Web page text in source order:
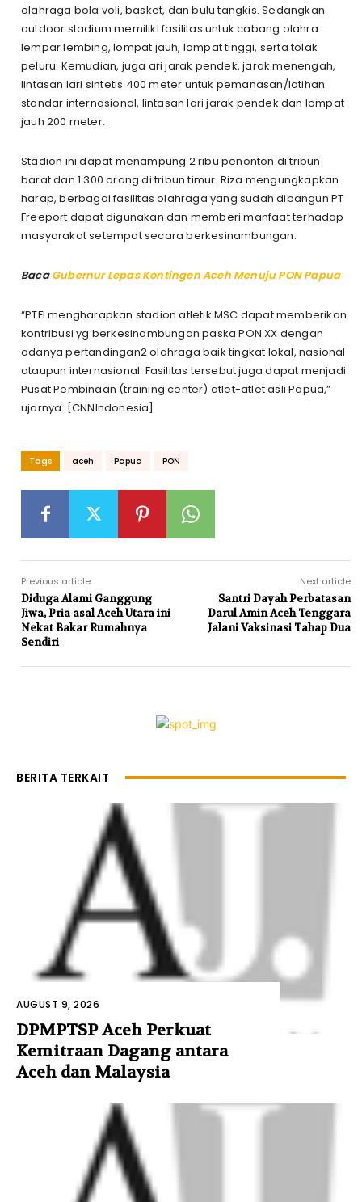
olahraga bola voli, basket, dan bulu tangkis. Sedangkan
outdoor stadium memiliki fasilitas untuk cabang olahra
lempar lembing, lompat jauh, lompat tinggi, serta tolak
peluru. Kemudian, juga ari jarak pendek, jarak menengah,
lintasan lari sintetis 400 meter untuk pemanasan/latihan
standar internasional, lintasan lari jarak pendek dan lompat
jauh 200 meter.
Stadion ini dapat menampung 2 ribu penonton di tribun
barat dan 1.300 orang di tribun timur. Riza mengungkapkan
harap, berbagai fasilitas olahraga yang sudah dibangun PT
Freeport dapat digunakan dan memberi manfaat terhadap
masyarakat setempat secara berkesinambungan.
BacaGubernur Lepas Kontingen Aceh Menuju PON Papua
“PTFI mengharapkan stadion atletik MSC dapat memberikan
kontribusi yg berkesinambungan paska PON XX dengan
adanya pertandingan2 olahraga baik tingkat lokal, nasional
ataupun internasional. Fasilitas tersebut juga dapat menjadi
Pusat Pembinaan (training center) atlet-atlet asli Papua,”
ujarnya. [CNNIndonesia]
Tags aceh Papua PON
Previous article
Diduga Alami Ganggung
Jiwa, Pria asal Aceh Utara ini
Nekat Bakar Rumahnya
Sendiri
Next article
Santri Dayah Perbatasan
Darul Amin Aceh Tenggara
Jalani Vaksinasi Tahap Dua
BERITA TERKAIT
AUGUST 9, 2026
DPMPTSP Aceh Perkuat
Kemitraan Dagang antara
Aceh dan Malaysia